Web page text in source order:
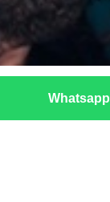
Whatsapp